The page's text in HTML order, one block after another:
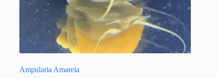
Ampularia Amarela